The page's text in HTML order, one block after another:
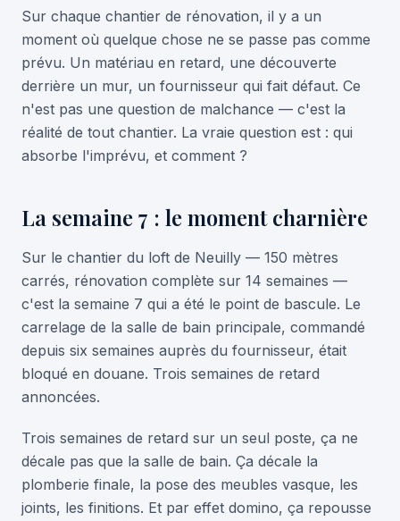
Sur chaque chantier de rénovation, il y a un
moment où quelque chose ne se passe pas comme
prévu. Un matériau en retard, une découverte
derrière un mur, un fournisseur qui fait défaut. Ce
n'est pas une question de malchance — c'est la
réalité de tout chantier. La vraie question est : qui
absorbe l'imprévu, et comment ?
La semaine 7 : le moment charnière
Sur le chantier du loft de Neuilly — 150 mètres
carrés, rénovation complète sur 14 semaines —
c'est la semaine 7 qui a été le point de bascule. Le
carrelage de la salle de bain principale, commandé
depuis six semaines auprès du fournisseur, était
bloqué en douane. Trois semaines de retard
annoncées.
Trois semaines de retard sur un seul poste, ça ne
décale pas que la salle de bain. Ça décale la
plomberie finale, la pose des meubles vasque, les
joints, les finitions. Et par effet domino, ça repousse